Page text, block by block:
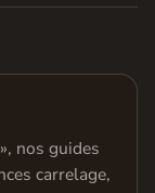
nos guides
carrelage,